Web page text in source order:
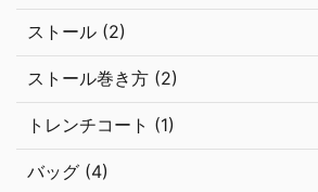
ストール (2)
ストール巻き方 (2)
トレンチコート (1)
バッグ (4)